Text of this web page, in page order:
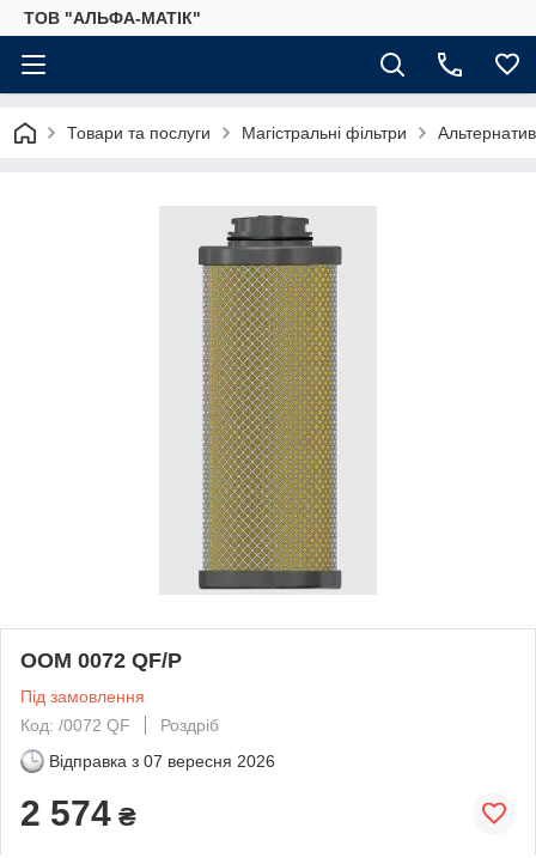
ТОВ "АЛЬФА-МАТІК"
Товари та послуги Магістральні фільтри
OOM 0072 QF/P
Під замовлення
Код: /0072 QF
Роздріб
Відправка з 07 вересня 2026
2 574 ₴